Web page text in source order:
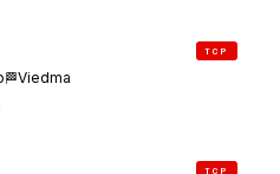
TCP
🏁Viedma
TCP